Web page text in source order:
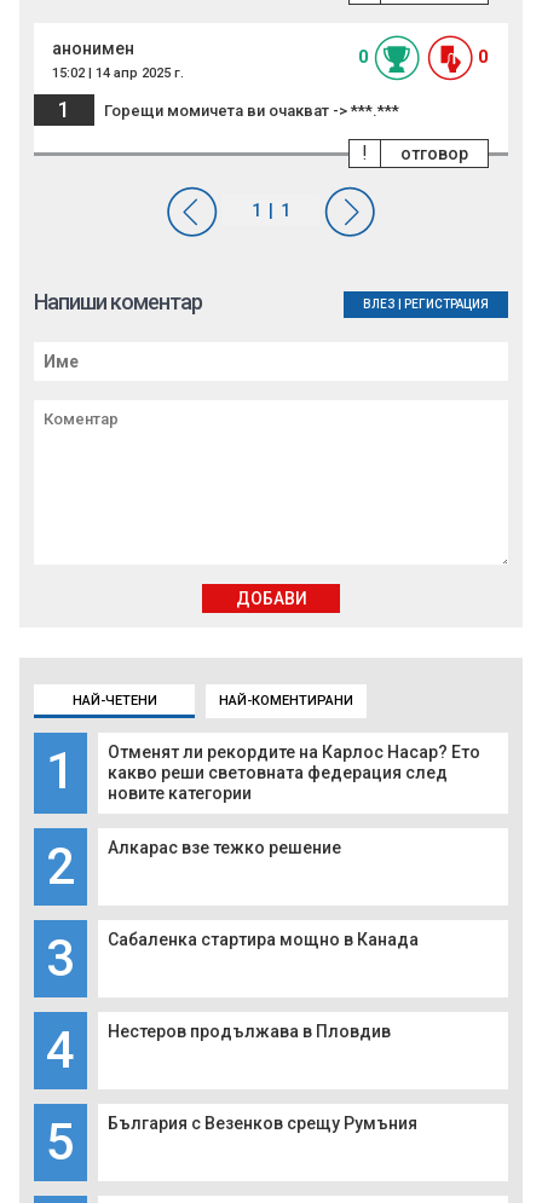
НАЙ-ЧЕТЕНИ НАЙ-КОМЕНТИРАНИ
1
Отменят ли рекордите на Карлос Насар? Ето
какво реши световната федерация след
новите категории
2 Алкарас взе тежко решение
3 Сабаленка стартира мощно в Канада
4 Нестеров продължава в Пловдив
5 България с Везенков срещу Румъния
анонимен
15:02 | 14 апр 2025 г.
0 0
1 Горещи момичета ви очакват -> ***.***
отговор
!
Напиши коментар ВЛЕЗ РЕГИСТРАЦИЯ
ДОБАВИ